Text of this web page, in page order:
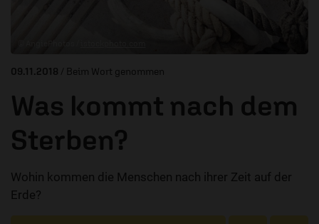
09.11.2018 / Beim Wort genommen
Was kommt nach dem
Sterben?
Wohin kommen die Menschen nach ihrer Zeit auf der
Erde?